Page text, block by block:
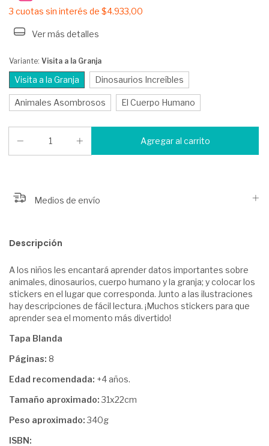
3 cuotas sin interés de $4.933,00
Ver más detalles
Variante: Visita a la Granja
Visita a la Granja Dinosaurios Increíbles
Animales Asombrosos El Cuerpo Humano
Medios de envío
Descripción
A los niños les encantará aprender datos importantes sobre
animales, dinosaurios, cuerpo humano y la granja; y colocar los
stickers en el lugar que corresponda. Junto a las ilustraciones
hay descripciones de fácil lectura. ¡Muchos stickers para que
aprender sea el momento más divertido!
Tapa Blanda
Páginas: 8
Edad recomendada: +4 años.
Tamaño aproximado:31x22cm
Peso aproximado:340g
ISBN: